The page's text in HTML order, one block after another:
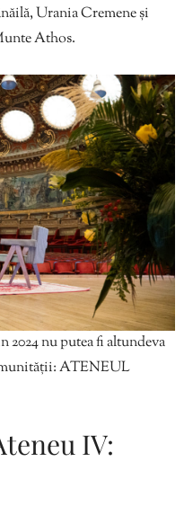
Urania Cremene și
Athos.
nu putea fi altundeva
ATENEUL
IV: